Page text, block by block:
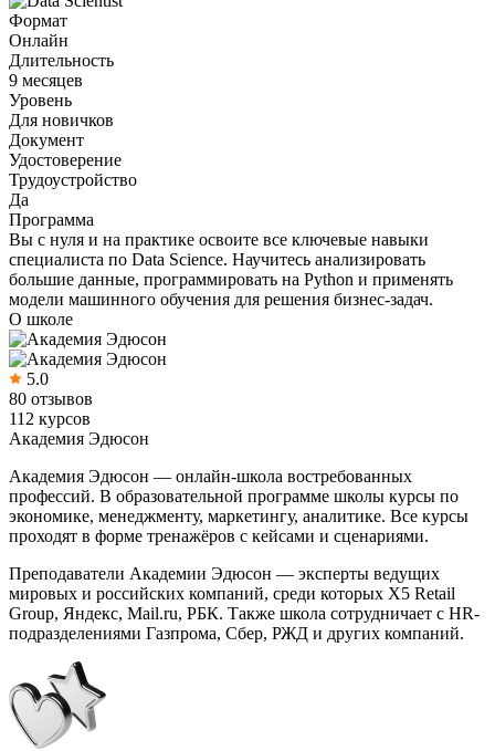
Формат
Онлайн
Длительность
9 месяцев
Уровень
Для новичков
Документ
Удостоверение
Трудоустройство
Да
Программа
Вы с нуля и на практике освоите все ключевые навыки
специалиста по Data Science. Научитесь анализировать
большие данные, программировать на Python и применять
модели машинного обучения для решения бизнес-задач.
О школе
5.0
80 отзывов
112 курсов
Академия Эдюсон
Академия Эдюсон — онлайн-школа востребованных
профессий. В образовательной программе школы курсы по
экономике, менеджменту, маркетингу, аналитике. Все курсы
проходят в форме тренажёров с кейсами и сценариями.
Преподаватели Академии Эдюсон — эксперты ведущих
мировых и российских компаний, среди которых Х5 Retail
Group, Яндекс, Mail.ru, РБК. Также школа сотрудничает с HR-
подразделениями Газпрома, Сбер, РЖД и других компаний.